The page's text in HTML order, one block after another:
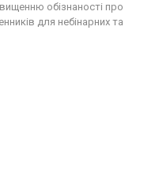
обізнаності про
для небінарних та